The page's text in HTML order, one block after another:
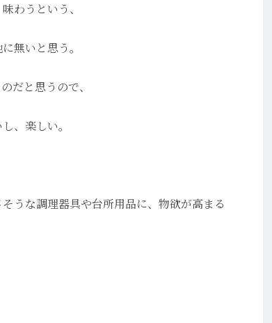
わうという、
無いと思う。
だと思うので、
、楽しい。
うな調理器具や台所用品に、物欲が高まる